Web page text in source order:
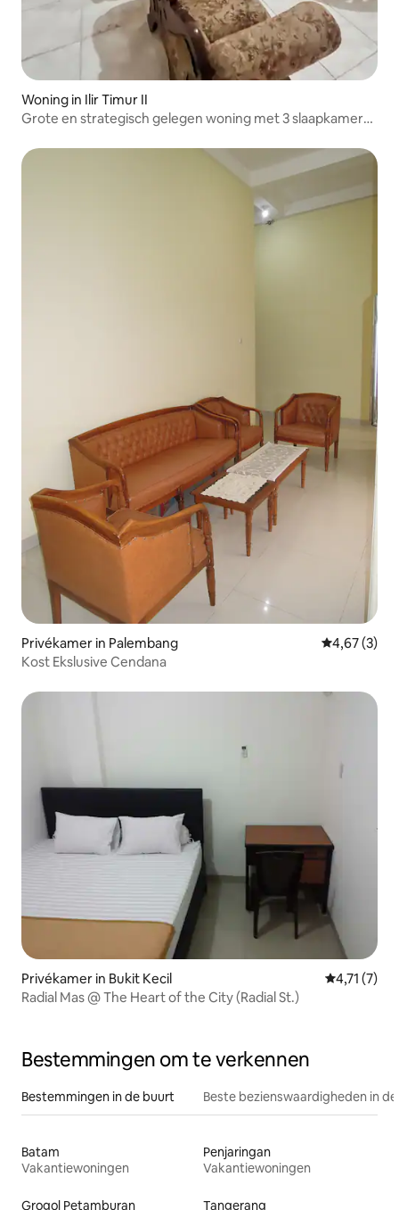
Woning in Ilir Timur II
Grote en strategisch gelegen woning met 3 slaapkamers
Privékamer in Palembang
4,67 (3)
Kost Ekslusive Cendana
Privékamer in Bukit Kecil
4,71 (7)
Radial Mas @ The Heart of the City (Radial St.)
Bestemmingen om te verkennen
Bestemmingen in de buurt Beste bezienswaardigheden in
Batam
Vakantiewoningen
Penjaringan
Vakantiewoningen
Grogol Petamburan Tangerang